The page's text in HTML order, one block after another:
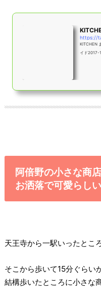
KITCHEN
イド2017-
阿倍野の小さな商
お洒落で可愛らし
天王寺から一駅いったとこ
そこから歩いて15分ぐらい
結構歩いたところに小さな